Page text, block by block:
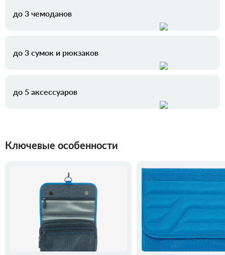
до 3 чемоданов
до 3 сумок и рюкзаков
до 5 аксессуаров
Ключевые особенности